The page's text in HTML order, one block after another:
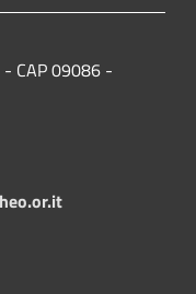
- CAP 09086 -